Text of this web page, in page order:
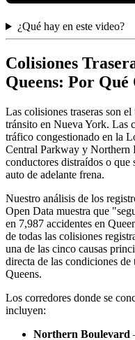
¿Qué hay en este video?
Colisiones
Queens: Por
Las colisiones traseras son
tránsito en Nueva York. Las
tráfico congestionado en la
Central Parkway y Northern
conductores distraídos o que
auto de adelante frena.
Nuestro análisis de los
Open Data muestra que
en 7,987 accidentes en
de todas las colisiones
una de las cinco causas
directa de las condiciones
Queens.
Los corredores donde se
incluyen:
Northern Boulevard